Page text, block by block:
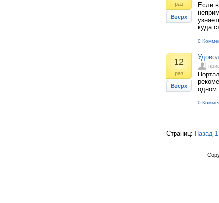
раз
Вверх
Если
куда
0
12
раз
Вверх
одном
0
Страниц: Назад 1